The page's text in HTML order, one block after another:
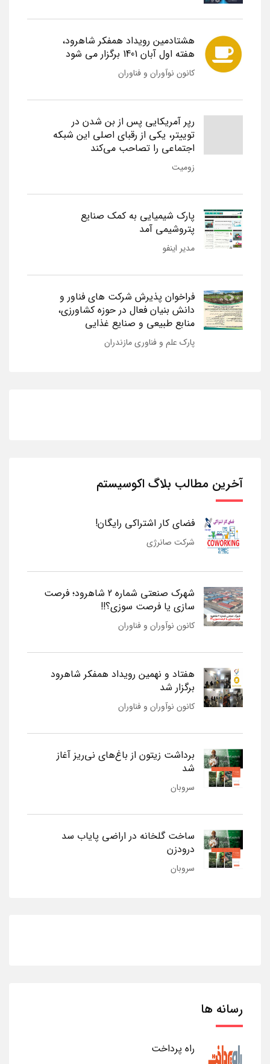
هشتادمین رویداد همفکر شاهرود،
هفته اول آبان 1401 برگزار می شود
کانون نوآوران و فناوران
رپر آمریکایی پس از بن شدن در
توییتر، یکی از رقبای اصلی این شبکه
اجتماعی را تصاحب می‌کند
زومیت
پارک شیمیایی به کمک صنایع
پتروشیمی آمد
مدیر اینفو
فراخوان پذیرش شرکت های فناور و
دانش بنیان فعال در حوزه کشاورزی،
منابع طبیعی و صنایع غذایی
پارک علم و فناوری مازندران
آخرین مطالب بلاگ اکوسیستم
فضای کار اشتراکی رایگان!
شرکت صانرژی
شهرک صنعتی شماره 2 شاهرود؛ فرصت
سازی یا فرصت سوزی؟!!
کانون نوآوران و فناوران
هفتاد و نهمین رویداد همفکر شاهرود
برگزار شد
کانون نوآوران و فناوران
برداشت زیتون از باغ‌های نی‌ریز آغاز
شد
سروبان
ساخت گلخانه در اراضی پایاب سد
درودزن
سروبان
رسانه ها
راه پرداخت